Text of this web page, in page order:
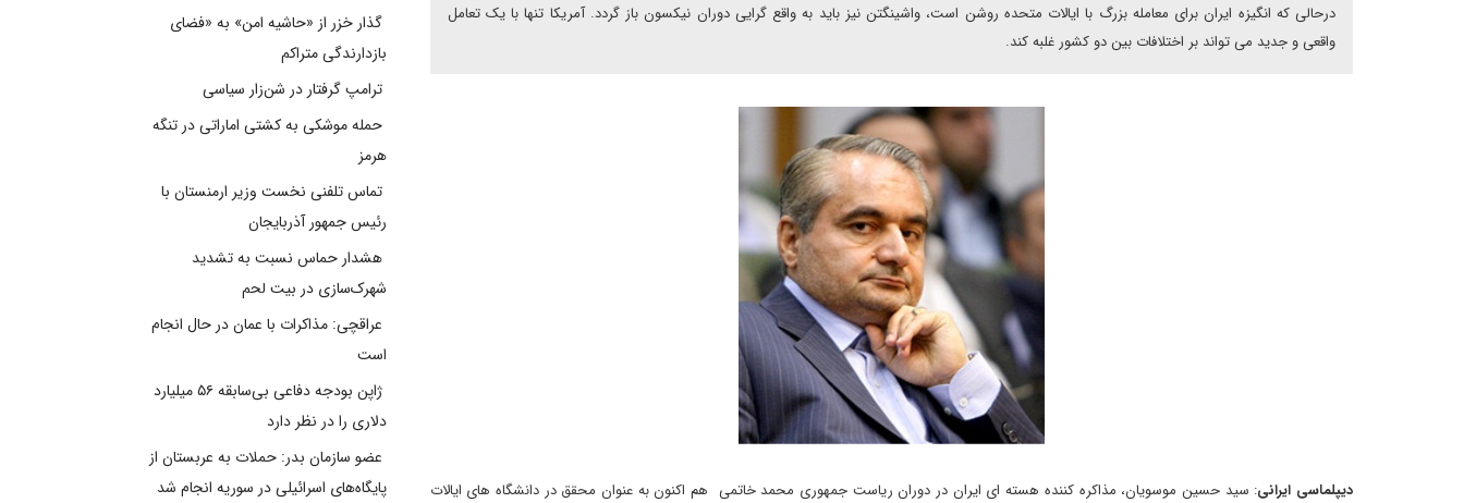
درحالی که انگیزه ایران برای معامله بزرگ با ایالات متحده روشن است، واشینگتن نیز باید به واقع گرایی دوران نیکسون باز گردد. آمریکا تنها با یک تعامل
واقعی و جدید می تواند بر اختلافات بین دو کشور غلبه کند.
دیپلماسی ایرانی: سید حسین موسویان، مذاکره کننده هسته ای ایران در دوران ریاست جمهوری محمد خاتمی هم اکنون به عنوان محقق در دانشگاه های ایالات
گذار خزر از «حاشیه امن» به «فضای
بازدارندگی متراکم
ترامپ گرفتار در شن‌زار سیاسی
حمله موشکی به کشتی اماراتی در تنگه
هرمز
تماس تلفنی نخست وزیر ارمنستان با
رئیس جمهور آذربایجان
هشدار حماس نسبت به تشدید
شهرک‌سازی در بیت‌ لحم
عراقچی: مذاکرات با عمان در حال انجام
است
ژاپن بودجه دفاعی بی‌سابقه ۵۶ میلیارد
دلاری را در نظر دارد
عضو سازمان بدر: حملات به عربستان از
پایگاه‌های اسرائیلی در سوریه انجام شد